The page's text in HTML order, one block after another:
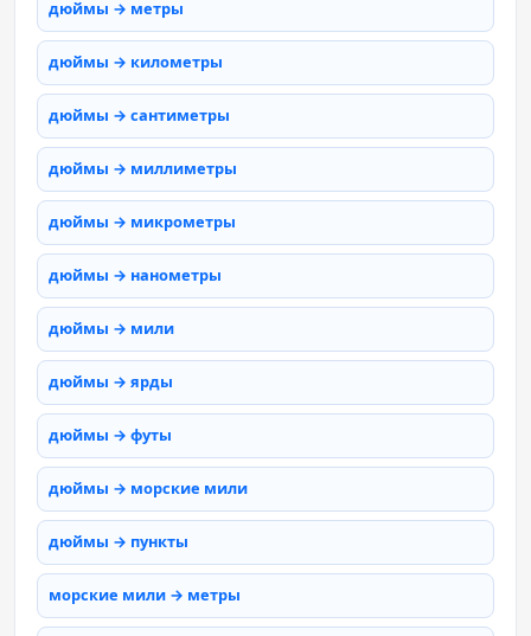
дюймы → метры
дюймы → километры
дюймы → сантиметры
дюймы → миллиметры
дюймы → микрометры
дюймы → нанометры
дюймы → мили
дюймы → ярды
дюймы → футы
дюймы → морские мили
дюймы → пункты
морские мили → метры